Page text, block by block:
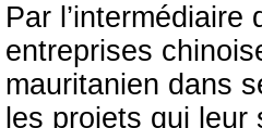
Par
entreprises
mauritanien dans
les projets qui